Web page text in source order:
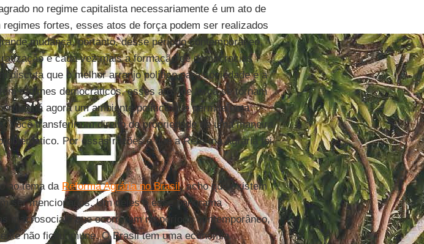
no regime capitalista necessariamente é um ato de
fortes, esses atos de força podem ser realizados
mudança, portanto, desse período contemporâneo,
e cada vez mais a formação de democracias
discuta que o melhor arranjo político para sociedade é a
regimes democráticos, esses atos de força se tornam
há agora um ambiente político que permite uma
Você transferir um direito de propriedade de uma maneira
Por essas razões é que a Reforma Agrária foi
ao tema da Reforma Agrária no Brasil, acho que existem
ser mencionados. Um deles é esse panorama
macrosociais que ocorreram no período contemporâneo,
não ficou imune. O Brasil tem uma economia